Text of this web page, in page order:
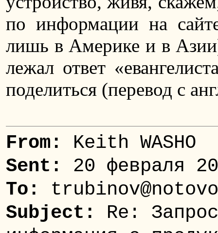
по информации на
лишь в Америке и в
лежал ответ
поделиться (перевод с
From:
Keith WASHO
Sent:
20 февраля
To:
Subject:
Re: